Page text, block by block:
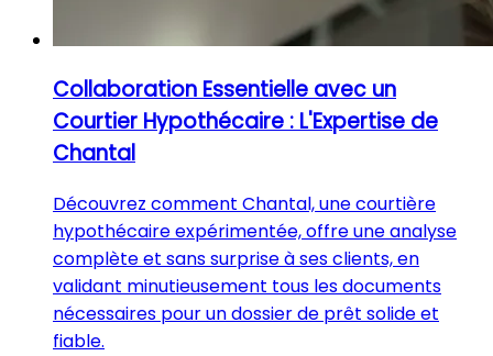
Collaboration Essentielle avec un
Courtier Hypothécaire : L'Expertise de
Chantal
Découvrez comment Chantal, une courtière
hypothécaire expérimentée, offre une analyse
complète et sans surprise à ses clients, en
validant minutieusement tous les documents
nécessaires pour un dossier de prêt solide et
fiable.